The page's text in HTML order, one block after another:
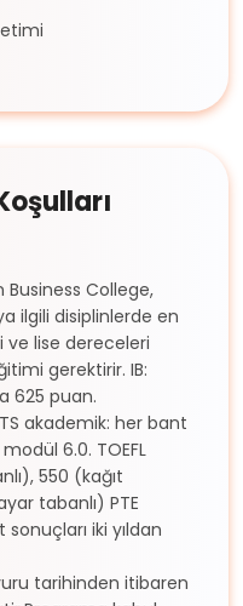
Business College,
ilgili disiplinlerde en
ve lise dereceleri
gerektirir. IB:
625 puan.
akademik: her bant
6.0. TOEFL
550 (kağıt
tabanlı) PTE
iki yıldan
tarihinden itibaren